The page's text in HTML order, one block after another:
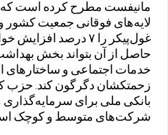
لایه‌های فوقانی جمعیت کشور
غول‌پیکر را ۷ درصد
حاصل از آن بتواند بخش
خدمات اجتماعی و ساختارهای
زحمتکشان دگرگون کند. حزب
بانکی ملی برای
شرکت‌های متوسط و کوچک